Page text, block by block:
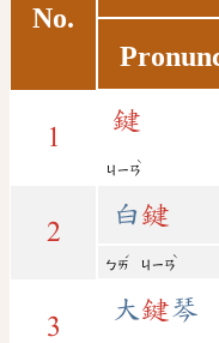
No.
1
鍵
ㄐㄧㄢ
ˋ
2
白鍵
ㄅㄞ
ˊ
ㄐㄧㄢ
ˋ
3
大鍵琴